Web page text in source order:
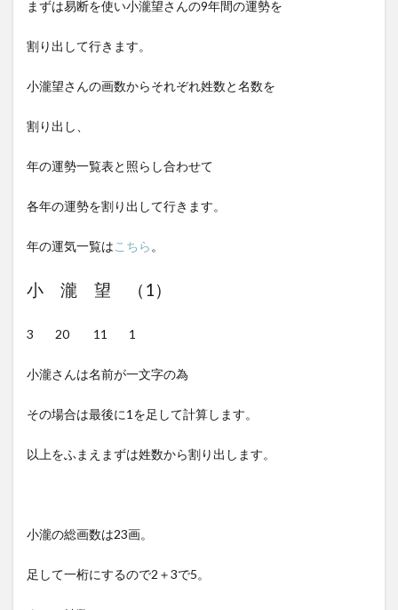
まずは易断を使い小瀧望さんの9年間の運勢を
割り出して行きます。
小瀧望さんの画数からそれぞれ姓数と名数を
割り出し、
年の運勢一覧表と照らし合わせて
各年の運勢を割り出して行きます。
年の運気一覧は こちら 。
小 瀧 望 （1）
3 20 11 1
小瀧さんは名前が一文字の為
その場合は最後に1を足して計算します。
以上をふまえまずは姓数から割り出します。
小瀧の総画数は23画。
足して一桁にするので2＋3で5。